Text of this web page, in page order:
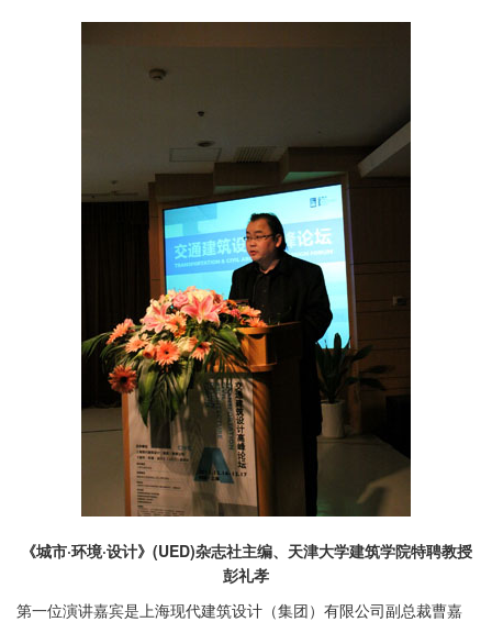
《城市·环境·设计》(UED)杂志社主编、天津大学建筑学院特聘教授
彭礼孝
第一位演讲嘉宾是上海现代建筑设计（集团）有限公司副总裁曹嘉